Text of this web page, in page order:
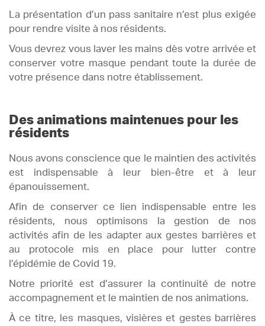
La présentation d’un pass sanitaire n’est plus exigée
pour rendre visite à nos résidents.
Vous devrez vous laver les mains dès votre arrivée et
conserver votre masque pendant toute la durée de
votre présence dans notre établissement.
Des animations maintenues pour les
résidents
Nous avons conscience que le maintien des activités
est indispensable à leur bien-être et à leur
épanouissement.
Afin de conserver ce lien indispensable entre les
résidents, nous optimisons la gestion de nos
activités afin de les adapter aux gestes barrières et
au protocole mis en place pour lutter contre
l’épidémie de Covid 19.
Notre priorité est d’assurer la continuité de notre
accompagnement et le maintien de nos animations.
À ce titre, les masques, visières et gestes barrières